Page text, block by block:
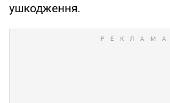
ушкодження.